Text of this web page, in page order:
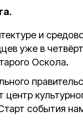
и
уже в
Оскола.
события